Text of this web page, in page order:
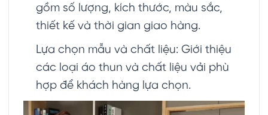
gồm số lượng, kích thước, màu sắc,
thiết kế và thời gian giao hàng.
Lựa chọn mẫu và chất liệu: Giới thiệu
các loại áo thun và chất liệu vải phù
hợp để khách hàng lựa chọn.